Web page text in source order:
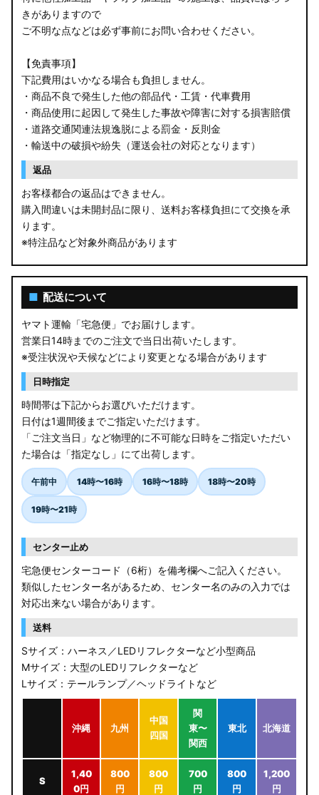
きがありますので
ご不明な点などは必ず事前にお問い合わせください。
【免責事項】
下記費用はいかなる場合も負担しません。
・商品不良で発生した他の部品代・工賃・代車費用
・商品使用に起因して発生した事故や障害に対する損害賠償
・道路交通関連法規逸脱による罰金・反則金
・輸送中の破損や紛失（運送会社の対応となります）
返品
お客様都合の返品はできません。
購入間違いは未開封品に限り、送料お客様負担にて交換を承
ります。
※特注品など対象外商品があります
■ 配送について
ヤマト運輸「宅急便」でお届けします。
営業日14時までのご注文で当日出荷いたします。
※受注状況や天候などにより変更となる場合があります
日時指定
時間帯は下記からお選びいただけます。
日付は1週間後までご指定いただけます。
「ご注文当日」など物理的に不可能な日時をご指定いただい
た場合は「指定なし」にて出荷します。
午前中 14時〜16時 16時〜18時 18時〜20時
19時〜21時
センター止め
宅急便センターコード（6桁）を備考欄へご記入ください。
類似したセンター名があるため、センター名のみの入力では
対応出来ない場合があります。
送料
Sサイズ：ハーネス／LEDリフレクターなど小型商品
Mサイズ：大型のLEDリフレクターなど
Lサイズ：テールランプ／ヘッドライトなど
沖縄 九州
中国
四国
関
東〜
関西
東北 北海道
S
1,40
0円
800
円
800
円
700
円
800
円
1,200
円